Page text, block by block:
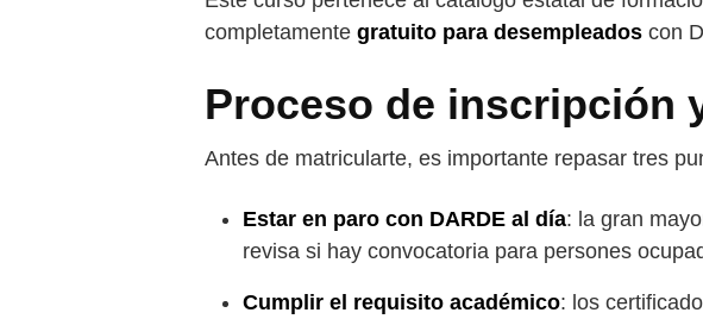
completamente gratuito para desempleados con
Proceso de inscripción
Antes de matricularte, es importante repasar tres
Estar en paro con DARDE al día: la gran
revisa si hay convocatoria para persones
Cumplir el requisito académico: los